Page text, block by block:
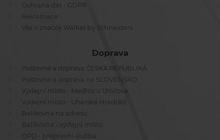
Ochrana dat - GDPR
Reklamace
Vše o značce Walker by Schneiders
Doprava
Poštovné a doprava ČESKÁ REPUBLIKA
Poštovné a doprava na SLOVENSKO
Výdejní místo - Medlov u Uničova
Výdejní místo - Uherské Hradiště
Balíkovna na adresu
Balíkovna - výdejní místo
DPD - přepravní služba